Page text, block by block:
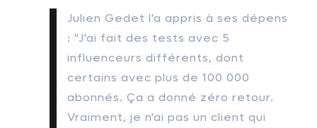
Julien Gedet l'a appris à ses dépens
: "J'ai fait des tests avec 5
influenceurs différents, dont
certains avec plus de 100 000
abonnés. Ça a donné zéro retour.
Vraiment, je n'ai pas un client qui